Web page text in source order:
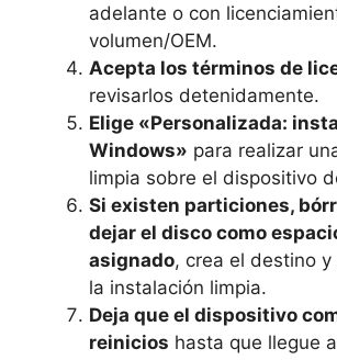
adelante o con
volumen/OEM.
Acepta los términos de
revisarlos detenidamente.
Elige «Personalizada:
Windows» para realizar
limpia sobre el dispositivo
Si existen particiones,
dejar el disco como
asignado, crea el destino
la instalación limpia.
Deja que el dispositivo
reinicios hasta que llegue